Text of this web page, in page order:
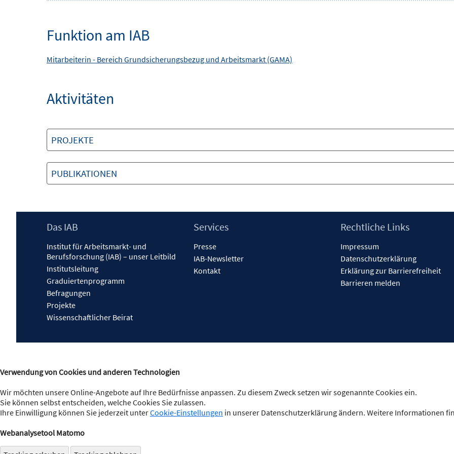
Funktion am IAB
Mitarbeiterin - Bereich Grundsicherungsbezug und Arbeitsmarkt (GAMA)
Aktivitäten
PROJEKTE
PUBLIKATIONEN
Footer
Das IAB
Institut für Arbeitsmarkt- und
Berufsforschung (IAB) – unser Leitbild
Institutsleitung
Graduiertenprogramm
Befragungen
Projekte
Wissenschaftlicher Beirat
Services
Presse
IAB-Newsletter
Kontakt
Rechtliche Links
Impressum
Datenschutzerklärung
Erklärung zur Barrierefreiheit
Barrieren melden
Verwendung von Cookies und anderen Technologien
Wir möchten unsere Online-Angebote auf Ihre Bedürfnisse anpassen. Zu diesem Zweck setzen wir sogenannte Cookies ein.
Sie können selbst entscheiden, welche Cookies Sie zulassen.
Ihre Einwilligung können Sie jederzeit unterCookie-Einstellungen in unserer Datenschutzerklärung ändern. Weitere Informationen
Webanalysetool Matomo